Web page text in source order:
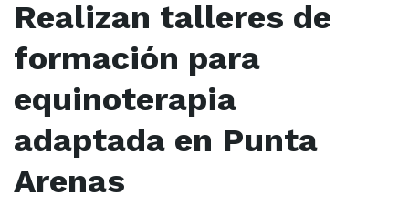
Realizan talleres de
formación para
equinoterapia
adaptada en Punta
Arenas